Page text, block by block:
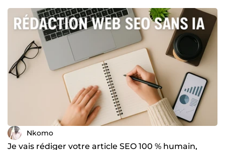
Nkomo
Je vais rédiger votre article SEO 100 % humain,